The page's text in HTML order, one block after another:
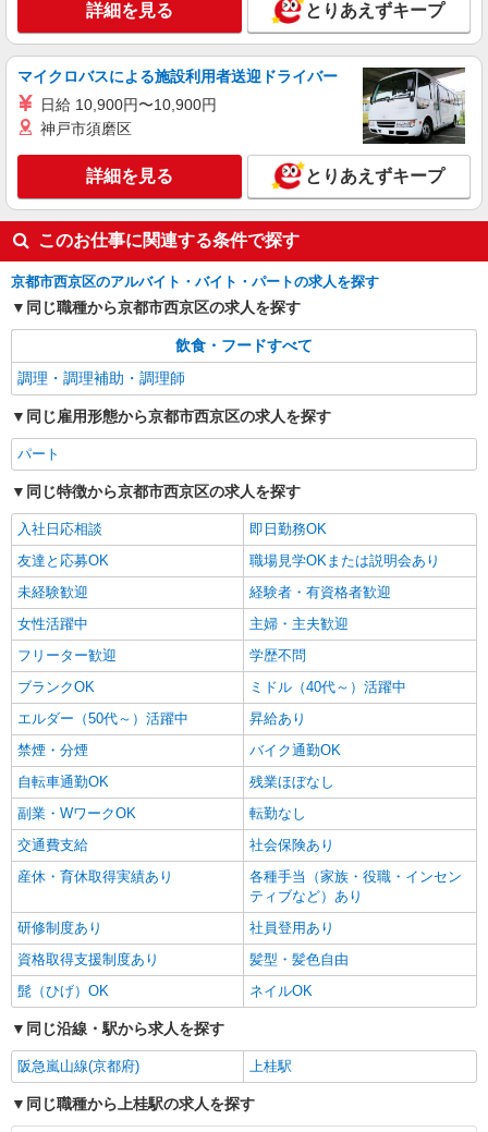
詳細を見る とりあえずキープ
マイクロバスによる施設利用者送迎ドライバー
日給 10,900円〜10,900円
神戸市須磨区
詳細を見る とりあえずキープ
このお仕事に関連する条件で探す
京都市西京区のアルバイト・バイト・パートの求人を探す
同じ職種から京都市西京区の求人を探す
飲食・フードすべて
調理・調理補助・調理師
同じ雇用形態から京都市西京区の求人を探す
パート
同じ特徴から京都市西京区の求人を探す
入社日応相談
即日勤務OK
友達と応募OK
職場見学OKまたは説明会あり
未経験歓迎
経験者・有資格者歓迎
女性活躍中
主婦・主夫歓迎
フリーター歓迎
学歴不問
ブランクOK
ミドル（40代～）活躍中
エルダー（50代～）活躍中
昇給あり
禁煙・分煙
バイク通勤OK
自転車通勤OK
残業ほぼなし
副業・WワークOK
転勤なし
交通費支給
社会保険あり
産休・育休取得実績あり
各種手当（家族・役職・インセン
ティブなど）あり
研修制度あり
社員登用あり
資格取得支援制度あり
髪型・髪色自由
髭（ひげ）OK
ネイルOK
同じ沿線・駅から求人を探す
阪急嵐山線(京都府) 上桂駅
同じ職種から上桂駅の求人を探す